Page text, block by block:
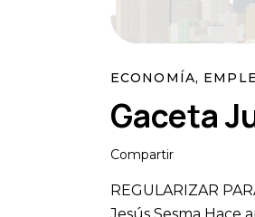
ECONOMÍA,
Gaceta
Compartir
REGULARIZAR